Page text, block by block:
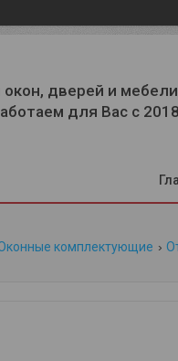
дверей и
для Вас с
комплектующие